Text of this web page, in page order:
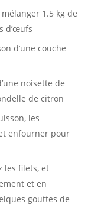
1.5 kg de
d’œufs
d’une couche
noisette de
de citron
les
enfourner pour
les filets, et
et en
gouttes de